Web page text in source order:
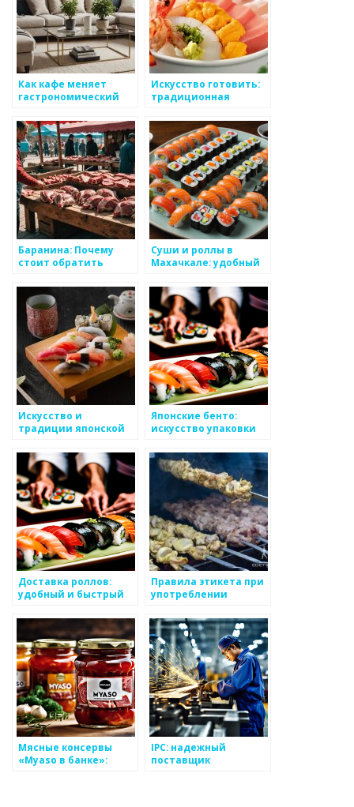
Как кафе меняет
гастрономический
Искусство готовить:
традиционная
Баранина: Почему
стоит обратить
в Алматы
Суши и роллы в
Махачкале: удобный
доставка от Sushi Rice
Искусство и
традиции японской
Японские бенто:
искусство упаковки
Доставка роллов:
удобный и быстрый
свежестью и вкусом
Правила этикета при
употреблении
Мясные консервы
«Myaso в банке»:
IPC: надежный
поставщик